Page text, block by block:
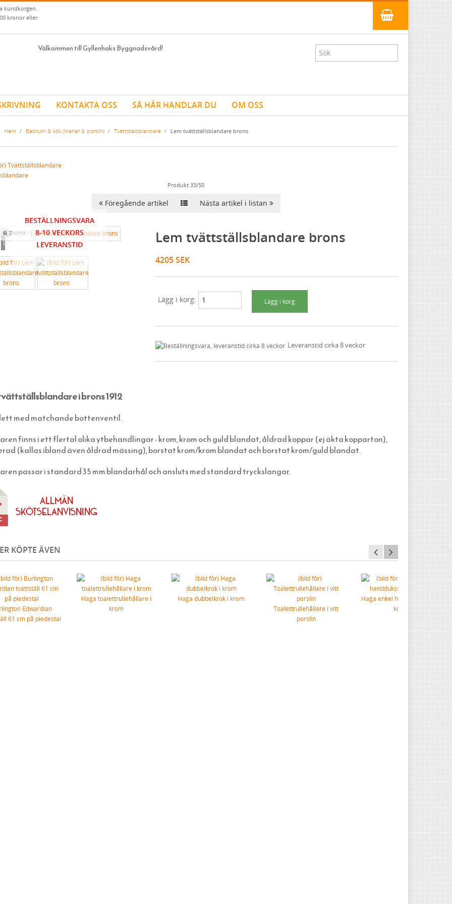
kundkorgen.
kronor eller
Välkommen till Gyllenhaks Byggnadsvård!
KONTAKTA OSS SÅ HÄR HANDLAR DU OM OSS
Hem / Badrum & kök (kranar & porslin) / Tvättställsblandare / Lem tvättställsblandare brons
Produkt 33/50
Föregående artikel Nästa artikel i listan
Loading...
Zooma
BESTÄLLNINGSVARA
8-10 VECKORS
LEVERANSTID
Lem tvättställsblandare brons
4205 SEK
Lägg i korg:
Leveranstid cirka 8 veckor
i brons 1912
med matchande bottenventil.
finns i ett flertal olika ytbehandlingar - krom, krom och guld blandat, åldrad koppar (ej äkta kopparton),
(kallas ibland även åldrad mässing), borstat krom/krom blandat och borstat krom/guld blandat.
passar i standard 35 mm blandarhål och ansluts med standard tryckslangar.
KÖPTE ÄVEN
Edwardian
61 cm på piedestal
Haga toalettrullehållare i
krom
Haga dubbelkrok i krom
Toalettrullehållare i vitt
porslin
Haga enkel handduksstång i
krom